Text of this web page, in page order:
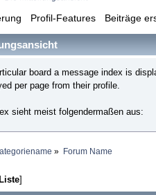
Profil-Features Beiträge
board a message index is
per page from their profile.
sieht meist folgendermaßen aus:
» Forum Name
]